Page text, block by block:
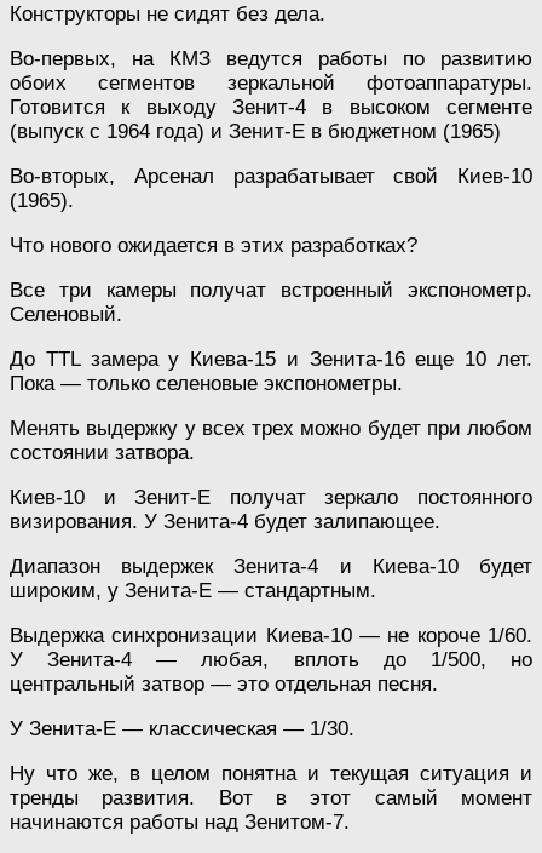
Конструкторы не сидят без дела.
Во-первых, на КМЗ ведутся работы по развитию
обоих сегментов зеркальной фотоаппаратуры.
Готовится к выходу Зенит-4 в высоком сегменте
(выпуск с 1964 года) и Зенит-Е в бюджетном (1965)
Во-вторых, Арсенал разрабатывает свой Киев-10
(1965).
Что нового ожидается в этих разработках?
Все три камеры получат встроенный экспонометр.
Селеновый.
До TTL замера у Киева-15 и Зенита-16 еще 10 лет.
Пока — только селеновые экспонометры.
Менять выдержку у всех трех можно будет при любом
состоянии затвора.
Киев-10 и Зенит-Е получат зеркало постоянного
визирования. У Зенита-4 будет залипающее.
Диапазон выдержек Зенита-4 и Киева-10 будет
широким, у Зенита-Е — стандартным.
Выдержка синхронизации Киева-10 — не короче 1/60.
У Зенита-4 — любая, вплоть до 1/500, но
центральный затвор — это отдельная песня.
У Зенита-Е — классическая — 1/30.
Ну что же, в целом понятна и текущая ситуация и
тренды развития. Вот в этот самый момент
начинаются работы над Зенитом-7.